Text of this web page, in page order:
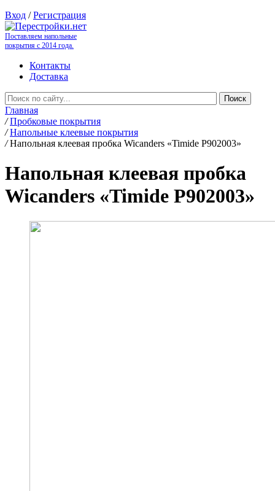
Вход /Регистрация
Поставляем напольные
покрытия с 2014 года.
Контакты
Доставка
Главная
/ Пробковые покрытия
/ Напольные клеевые покрытия
/ Напольная клеевая пробка Wicanders «Timide P902003»
Напольная клеевая пробка
Wicanders «Timide P902003»